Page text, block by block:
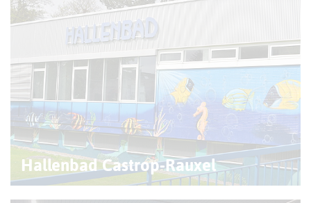
Hallenbad Castrop-Rauxel